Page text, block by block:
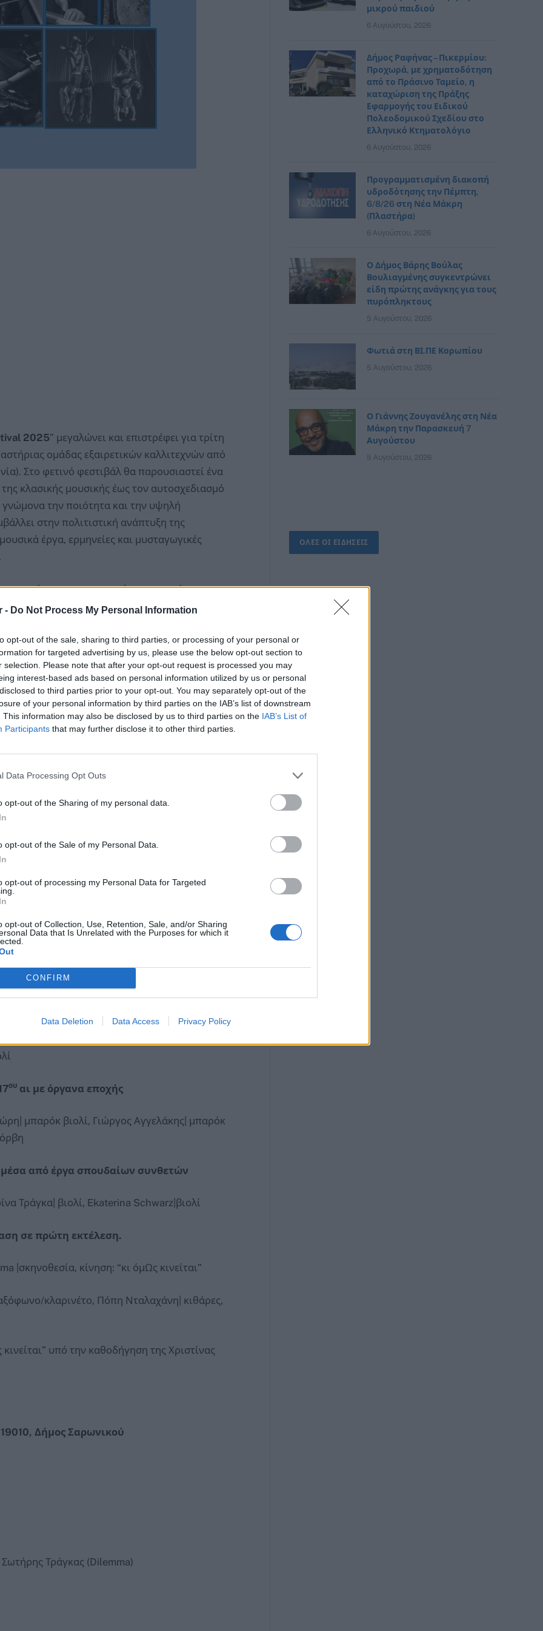
- Do Not Process My Personal Information
opt-out of the sale, sharing to third parties, or processing of your personal or
for targeted advertising by us, please use the below opt-out section to
selection. Please note that after your opt-out request is processed you may
interest-based ads based on personal information utilized by us or personal
to third parties prior to your opt-out. You may separately opt-out of the
of your personal information by third parties on the IAB’s list of downstream
This information may also be disclosed by us to third parties on the IAB’s List of
Participants that may further disclose it to other third parties.
Data Processing Opt Outs
opt-out of the Sharing of my personal data.
opt-out of the Sale of my Personal Data.
opt-out of processing my Personal Data for Targeted
opt-out of Collection, Use, Retention, Sale, and/or Sharing
Data that Is Unrelated with the Purposes for which it
CONFIRM
Data Deletion Data Access Privacy Policy
2025” μεγαλώνει και επιστρέφει για τρίτη
ομάδας εξαιρετικών καλλιτεχνών από
Στο φετινό φεστιβάλ θα παρουσιαστεί ένα
κλασικής μουσικής έως τον αυτοσχεδιασμό
την ποιότητα και την υψηλή
στην πολιτιστική ανάπτυξη της
έργα, ερμηνείες και μυσταγωγικές
το έργο του στον τομέα των τεχνών, τη
και έχει λάβει την ευρωπαϊκή σφραγίδα
στο πρόγραμμα «Ελληνοαυστριακό
στην Αθήνα, με στόχο τη σύνδεση
την παρουσίασή τους σε ένα ευρύτερο κοινό.
με την υποστήριξη του Δήμου
του Δήμου για το καλοκαίρι του 2025, με
σε έργαMozart Bartok,Kreislerκ.α
ου αι με όργανα εποχής
μπαρόκ βιολί, Γιώργος Αγγελάκης| μπαρόκ
μέσα από έργα σπουδαίων συνθετών
Τράγκα| βιολί, Ekaterina Schwarz|βιολί
σε πρώτη εκτέλεση.
|σκηνοθεσία, κίνηση: “κι όμΩς κινείται”
κλαρινέτο, Πόπη Νταλαχάνη| κιθάρες,
υπό την καθοδήγηση της Χριστίνας
Δήμος Σαρωνικού
Τράγκας (Dilemma)
μικρού παιδιού
6 Αυγούστου, 2026
Δήμος Ραφήνας – Πικερμίου:
Προχωρά, με χρηματοδότηση
από το Πράσινο Ταμείο, η
καταχώριση της Πράξης
Εφαρμογής του Ειδικού
Πολεοδομικού Σχεδίου στο
Ελληνικό Κτηματολόγιο
6 Αυγούστου, 2026
Προγραμματισμένη διακοπή
υδροδότησης την Πέμπτη,
6/8/26 στη Νέα Μάκρη
(Πλαστήρα)
6 Αυγούστου, 2026
Ο Δήμος Βάρης Βούλας
Βουλιαγμένης συγκεντρώνει
είδη πρώτης ανάγκης για τους
πυρόπληκτους
5 Αυγούστου, 2026
Φωτιά στη ΒΙ.ΠΕ Κορωπίου
5 Αυγούστου, 2026
Ο Γιάννης Ζουγανέλης στη Νέα
Μάκρη την Παρασκευή 7
Αυγούστου
5 Αυγούστου, 2026
ΟΛΕΣ ΟΙ ΕΙΔΗΣΕΙΣ